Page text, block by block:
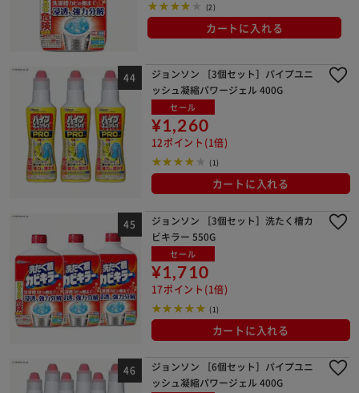
(2)
カートに入れる
ジョンソン ［3個セット］パイプユニ
ッシュ凝縮パワージェル 400G
セール
¥1,260
12ポイント(1倍)
(1)
カートに入れる
ジョンソン ［3個セット］洗たく槽カ
ビキラー 550G
セール
¥1,710
17ポイント(1倍)
(1)
カートに入れる
ジョンソン ［6個セット］パイプユニ
ッシュ凝縮パワージェル 400G